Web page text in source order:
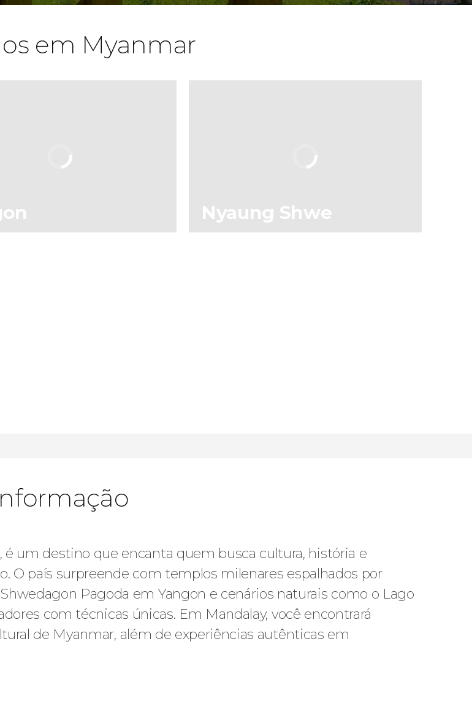
em Myanmar
Nyaung Shwe
um destino que encanta quem busca cultura, história e
O país surpreende com templos milenares espalhados por
Pagoda em Yangon e cenários naturais como o Lago
com técnicas únicas. Em Mandalay, você encontrará
de Myanmar, além de experiências autênticas em